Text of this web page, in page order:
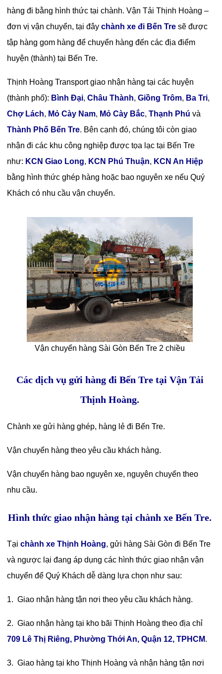
hàng đi bằng hình thức tại chành. Vận Tải Thịnh Hoàng –
đơn vị vận chuyển, tại đâychành xe đi Bến Tre sẽ được
tập hàng gom hàng để chuyển hàng đến các địa điểm
huyện (thành) tại Bến Tre.
Thịnh Hoàng Transport giao nhận hàng tại các huyện
(thành phố): Bình Đại,Châu Thành,Giồng Trôm, Ba Tri,
Chợ Lách, Mỏ Cày Nam, Mỏ Cày Bắc,Thạnh Phú và
Thành Phố Bến Tre. Bên cạnh đó, chúng tôi còn giao
nhận đi các khu công nghiệp được tọa lạc tại Bến Tre
như: KCN Giao Long, KCN Phú Thuận, KCN An Hiệp
bằng hình thức ghép hàng hoặc bao nguyên xe nếu Quý
Khách có nhu cầu vận chuyển.
Vận chuyển hàng Sài Gòn Bến Tre 2 chiều
Các dịch vụ gửi hàng đi Bến Tre tại Vận Tải
Thịnh Hoàng.
Chành xe gửi hàng ghép, hàng lẻ đi Bến Tre.
Vận chuyển hàng theo yêu cầu khách hàng.
Vận chuyển hàng bao nguyên xe, nguyên chuyến theo
nhu cầu.
Hình thức giao nhận hàng tại chành xe Bến Tre.
Tạichành xe Thịnh Hoàng, gửi hàng Sài Gòn đi Bến Tre
và ngược lại đang áp dụng các hình thức giao nhận vận
chuyển để Quý Khách dễ dàng lựa chọn như sau:
1. Giao nhận hàng tận nơi theo yêu cầu khách hàng.
2. Giao nhận hàng tại kho bãi Thịnh Hoàng theo địa chỉ
709 Lê Thị Riêng, Phường Thới An, Quận 12, TPHCM.
3. Giao hàng tại kho Thịnh Hoàng và nhận hàng tận nơi